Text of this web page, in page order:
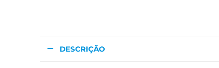
DESCRIÇÃO